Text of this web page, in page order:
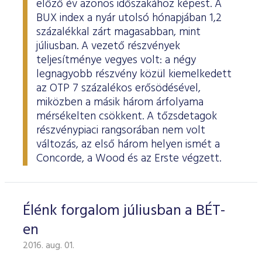
ESG Útmutató
előző év azonos időszakához képest. A
BUX index a nyár utolsó hónapjában 1,2
százalékkal zárt magasabban, mint
júliusban. A vezető részvények
teljesítménye vegyes volt: a négy
legnagyobb részvény közül kiemelkedett
az OTP 7 százalékos erősödésével,
miközben a másik három árfolyama
mérsékelten csökkent. A tőzsdetagok
részvénypiaci rangsorában nem volt
változás, az első három helyen ismét a
Concorde, a Wood és az Erste végzett.
Élénk forgalom júliusban a BÉT-
en
2016. aug. 01.